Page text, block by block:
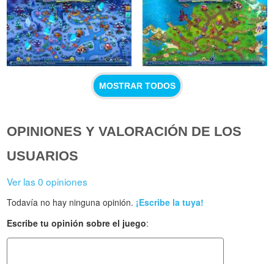
MOSTRAR TODOS
OPINIONES Y VALORACIÓN DE LOS
USUARIOS
Ver las 0 opiniones
Todavía no hay ninguna opinión. ¡Escribe la tuya!
Escribe tu opinión sobre el juego: